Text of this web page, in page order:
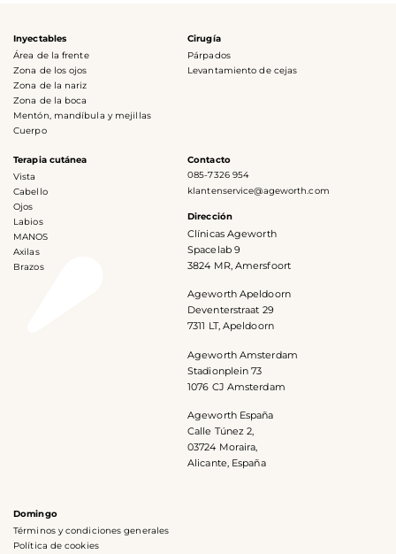
Inyectables
Área de la frente
Zona de los ojos
Zona de la nariz
Zona de la boca
Mentón, mandíbula y mejillas
Cuerpo
Cirugía
Párpados
Levantamiento de cejas
Terapia cutánea
Vista
Cabello
Ojos
Labios
MANOS
Axilas
Brazos
Contacto
085-7326 954
klantenservice@ageworth.com
Dirección
Clínicas Ageworth
Spacelab 9
3824 MR, Amersfoort
Ageworth Apeldoorn
Deventerstraat 29
7311 LT, Apeldoorn
Ageworth Amsterdam
Stadionplein 73
1076 CJ Amsterdam
Ageworth España
Calle Túnez 2,
03724 Moraira,
Alicante, España
Domingo
Términos y condiciones generales
Política de cookies